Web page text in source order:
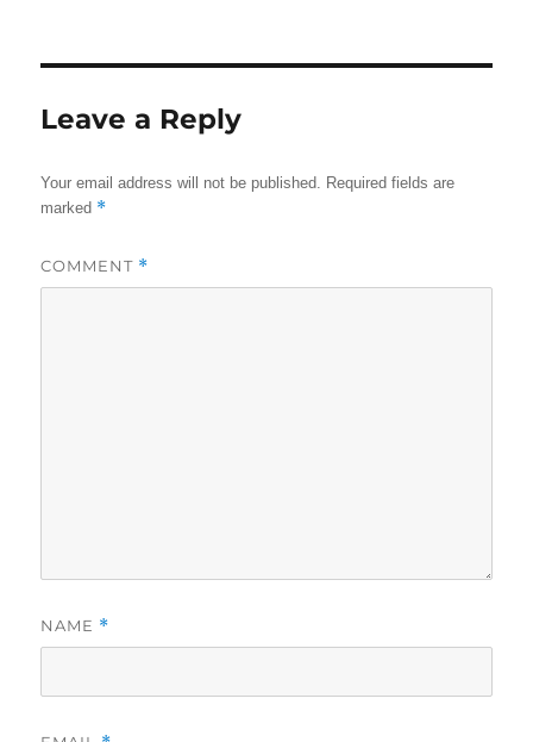
Leave a Reply
Your email address will not be published.
Required fields are
marked *
COMMENT *
NAME *